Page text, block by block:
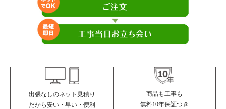
出張なしのネット見積り
だから安い・早い・便利
商品も工事も
無料10年保証つき